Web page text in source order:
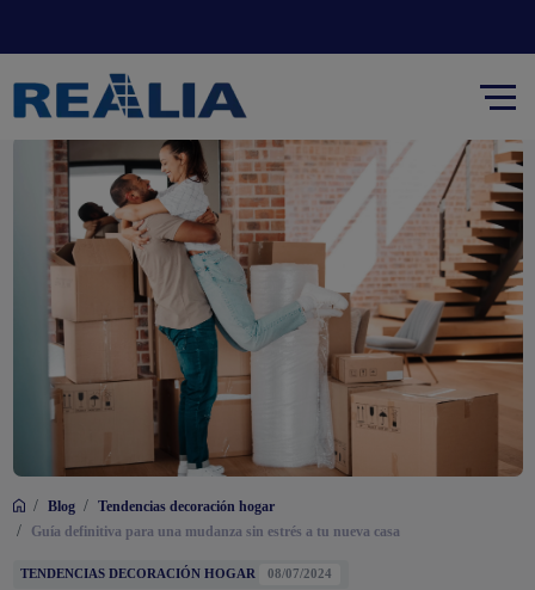
/ Blog / Tendencias decoración hogar
/ Guía definitiva para una mudanza sin estrés a tu nueva casa
TENDENCIAS DECORACIÓN HOGAR 08/07/2024